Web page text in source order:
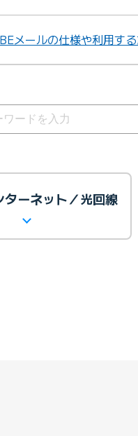
メールの仕様や利用す
ーネット／光回線